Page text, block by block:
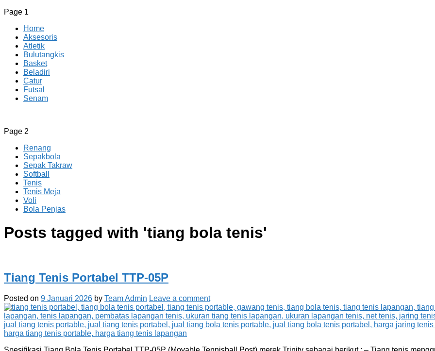
Page 1
Home
Aksesoris
Atletik
Bulutangkis
Basket
Beladiri
Catur
Futsal
Senam
CV JAYA BERSAMA Co Id
Menyediakan Semua Perlengkapan Olahraga Yang Lengkap, Berkualitas Dengan Harga Yang Murah
Page 2
Renang
Sepakbola
Sepak Takraw
Softball
Tenis
Tenis Meja
Voli
Bola Penjas
Posts tagged with 'tiang bola tenis'
Tiang Tenis Portabel TTP-05P
Posted on 9 Januari 2026 by Team Admin Leave a comment